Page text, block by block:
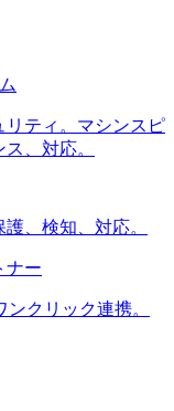
リティ。マシンスピ
、対応。
、検知、対応。
ナー
ンクリック連携。